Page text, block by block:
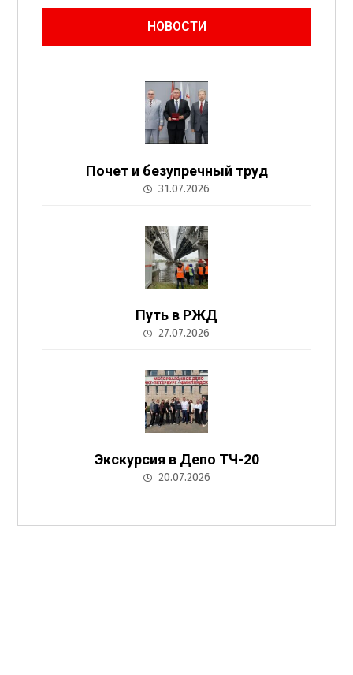
НОВОСТИ
Почет и безупречный труд
31.07.2026
Путь в РЖД
27.07.2026
Экскурсия в Депо ТЧ-20
20.07.2026